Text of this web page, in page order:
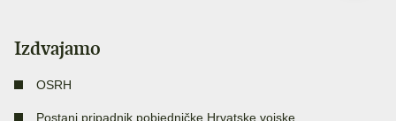
Izdvajamo
OSRH
Postani pripadnik pobjedničke Hrvatske vojske